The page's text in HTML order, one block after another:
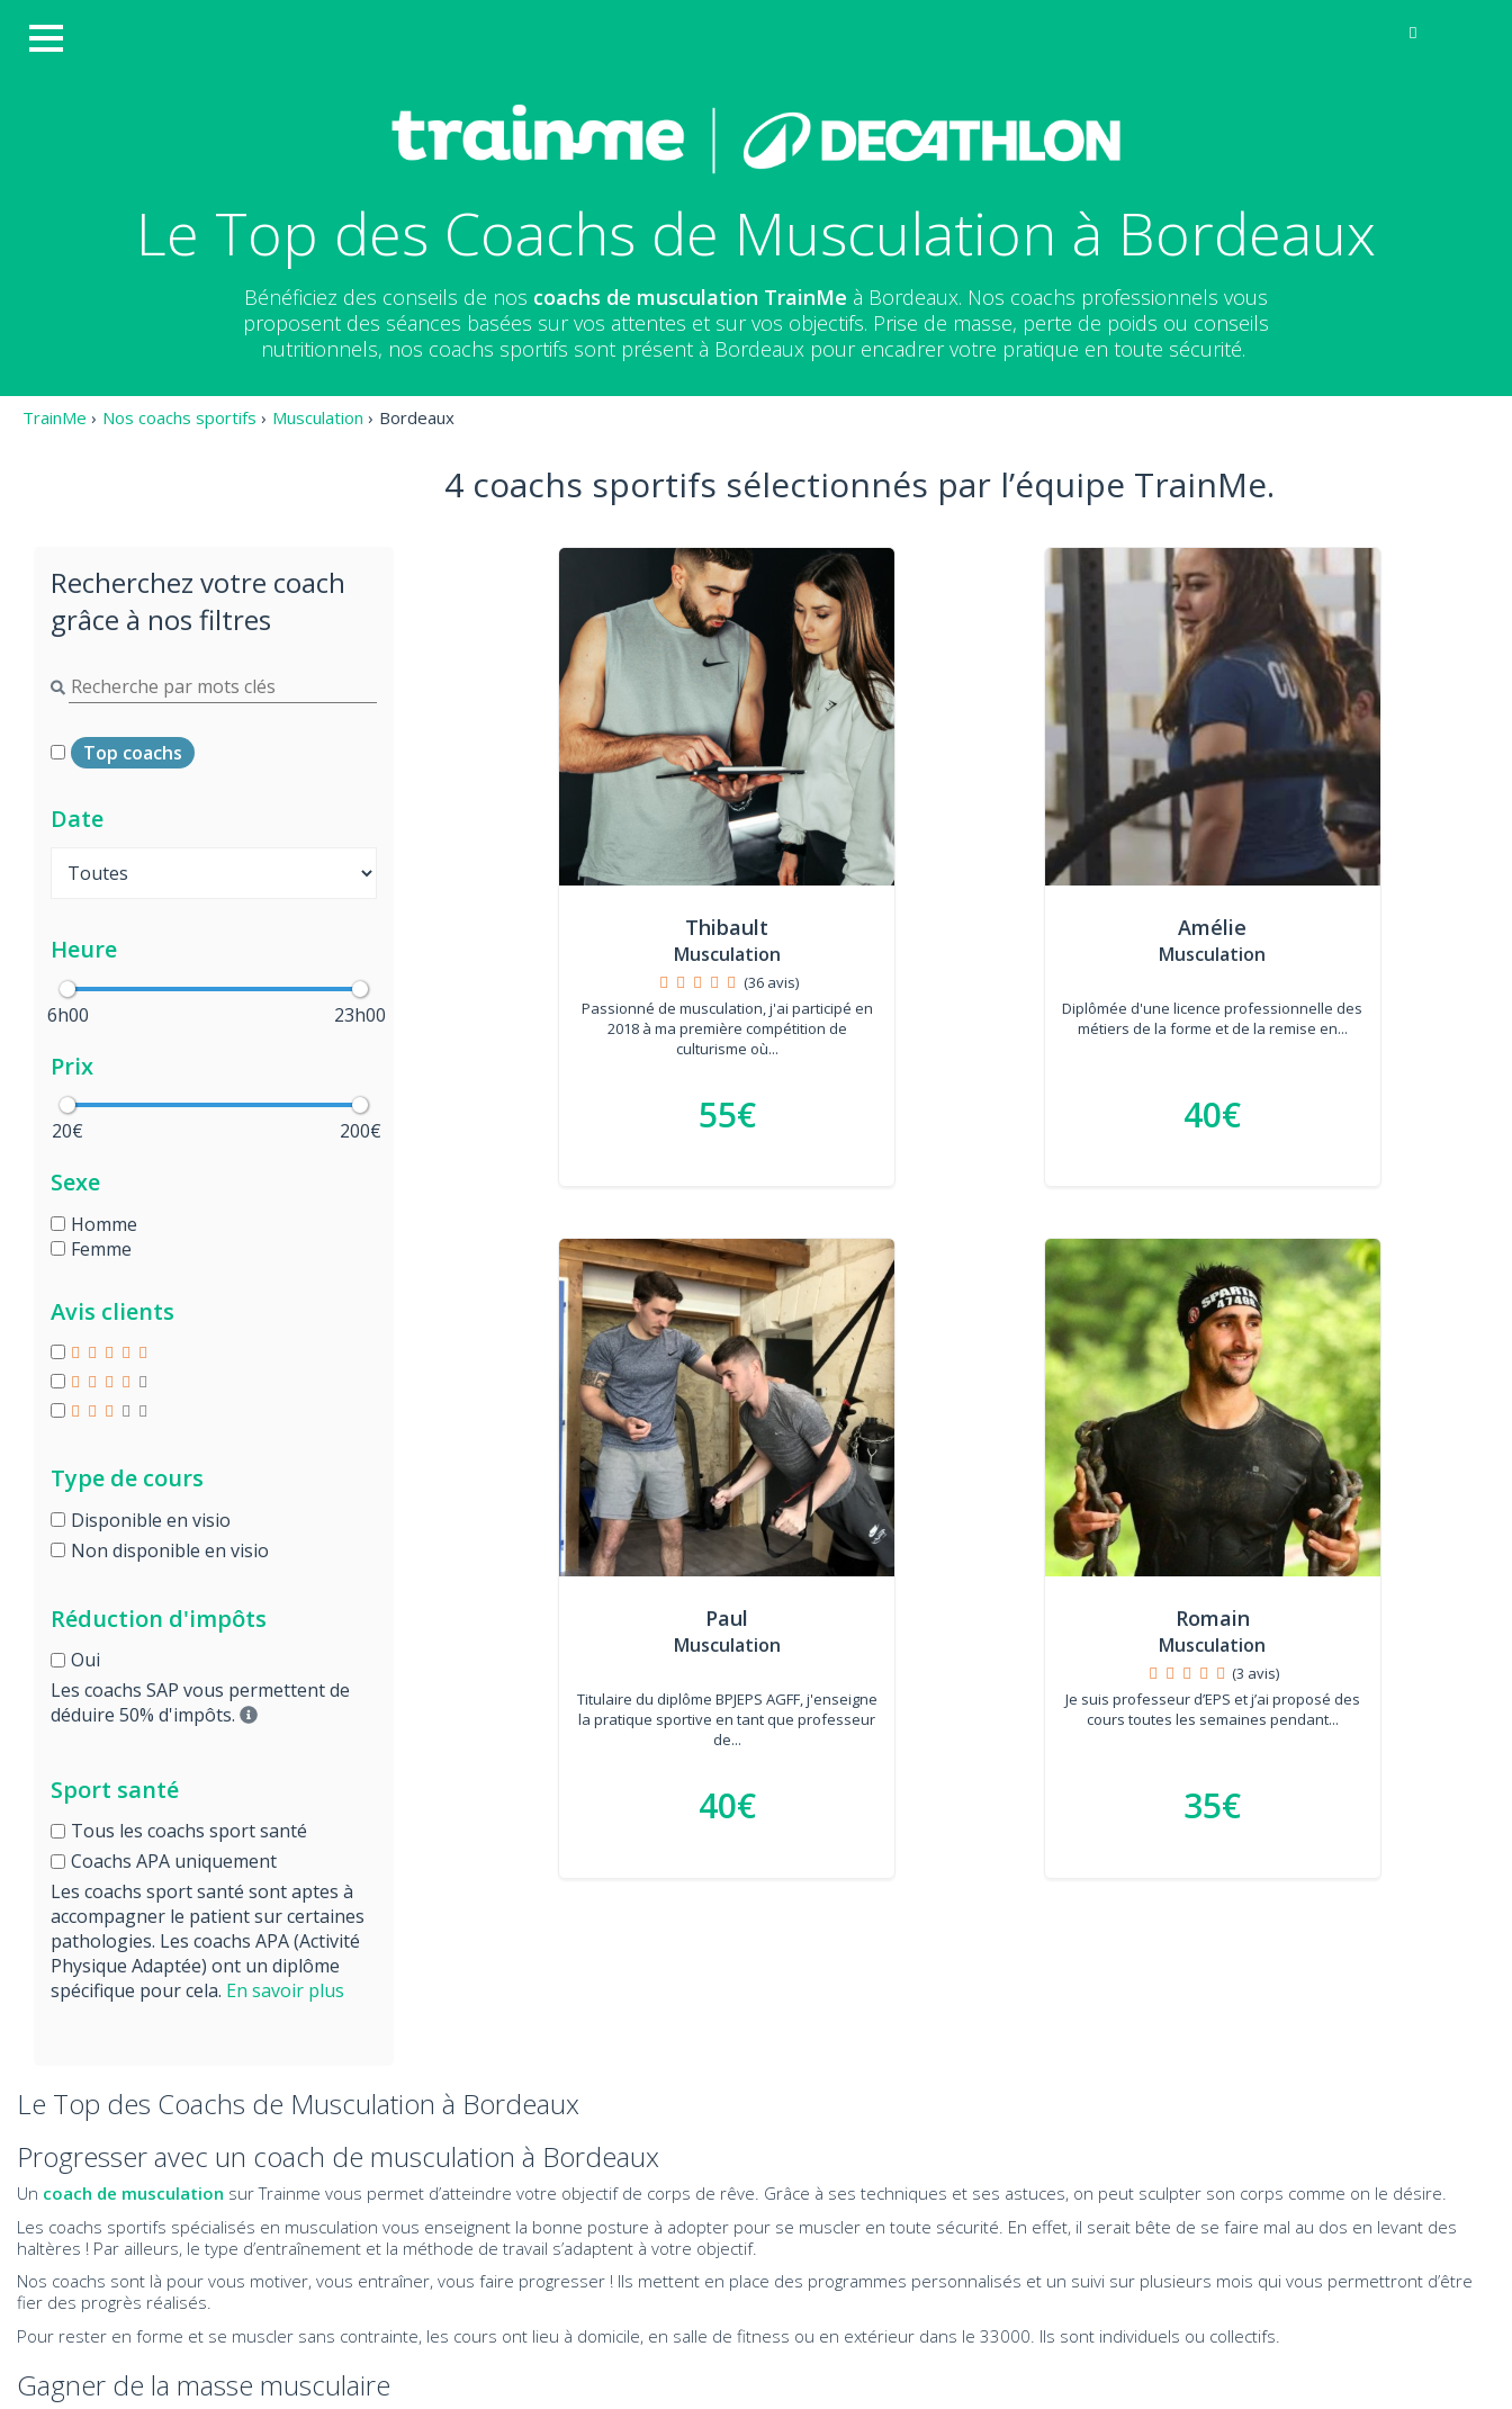
Le Top des Coachs de Musculation à Bordeaux
Bénéficiez des conseils de nos coachs de musculation TrainMe à Bordeaux. Nos coachs professionnels vous
proposent des séances basées sur vos attentes et sur vos objectifs. Prise de masse, perte de poids ou conseils
nutritionnels, nos coachs sportifs sont présent à Bordeaux pour encadrer votre pratique en toute sécurité.
TrainMe › Nos coachs sportifs › Musculation › Bordeaux
Recherchez votre coach
grâce à nos filtres
Top coachs
Date
Heure
6h00 23h00
Prix
20€ 200€
Sexe
Homme
Femme
Avis clients
Type de cours
Disponible en visio
Non disponible en visio
Réduction d'impôts
Oui
Les coachs SAP vous permettent de
déduire 50% d'impôts.
Sport santé
Tous les coachs sport santé
Coachs APA uniquement
Les coachs sport santé sont aptes à
accompagner le patient sur certaines
pathologies. Les coachs APA (Activité
Physique Adaptée) ont un diplôme
spécifique pour cela. En savoir plus
4 coachs sportifs sélectionnés par l’équipe TrainMe.
Thibault
Musculation
(36 avis)
Passionné de musculation, j'ai participé en
2018 à ma première compétition de
culturisme où...
55€
Amélie
Musculation
Diplômée d'une licence professionnelle des
métiers de la forme et de la remise en...
40€
Paul
Musculation
Titulaire du diplôme BPJEPS AGFF, j'enseigne
la pratique sportive en tant que professeur
de...
40€
Romain
Musculation
(3 avis)
Je suis professeur d’EPS et j’ai proposé des
cours toutes les semaines pendant...
35€
Le Top des Coachs de Musculation à Bordeaux
Progresser avec un coach de musculation à Bordeaux
Un coach de musculation sur Trainme vous permet d’atteindre votre objectif de corps de rêve. Grâce à ses techniques et ses astuces, on peut sculpter son corps comme on le désire.
Les coachs sportifs spécialisés en musculation vous enseignent la bonne posture à adopter pour se muscler en toute sécurité. En effet, il serait bête de se faire mal au dos en levant des
haltères ! Par ailleurs, le type d’entraînement et la méthode de travail s’adaptent à votre objectif.
Nos coachs sont là pour vous motiver, vous entraîner, vous faire progresser ! Ils mettent en place des programmes personnalisés et un suivi sur plusieurs mois qui vous permettront d’être
fier des progrès réalisés.
Pour rester en forme et se muscler sans contrainte, les cours ont lieu à domicile, en salle de fitness ou en extérieur dans le 33000. Ils sont individuels ou collectifs.
Gagner de la masse musculaire